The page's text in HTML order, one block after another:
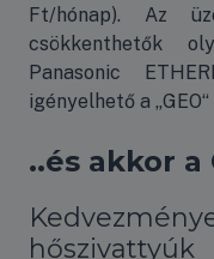
Ft/hónap). Az
csökkenthetők
Panasonic
igényelhető a
..és akkor a